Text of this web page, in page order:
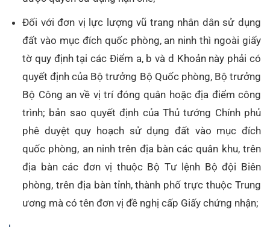
Đối với đơn vị lực lượng vũ trang nhân dân sử dụng
đất vào mục đích quốc phòng, an ninh thì ngoài giấy
tờ quy định tại các Điểm a, b và d Khoản này phải có
quyết định của Bộ trưởng Bộ Quốc phòng, Bộ trưởng
Bộ Công an về vị trí đóng quân hoặc địa điểm công
trình; bản sao quyết định của Thủ tướng Chính phủ
phê duyệt quy hoạch sử dụng đất vào mục đích
quốc phòng, an ninh trên địa bàn các quân khu, trên
địa bàn các đơn vị thuộc Bộ Tư lệnh Bộ đội Biên
phòng, trên địa bàn tỉnh, thành phố trực thuộc Trung
ương mà có tên đơn vị đề nghị cấp Giấy chứng nhận;